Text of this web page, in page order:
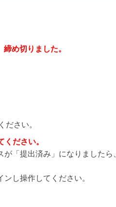
締め切りました。
ださい。
ださい。
「提出済み」になりましたら、
ンし操作してください。